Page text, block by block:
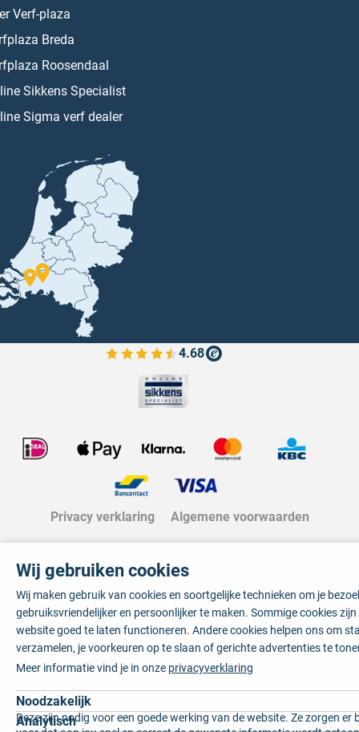
Verf-plaza
Breda
Roosendaal
Sikkens Specialist
Sigma verf dealer
4.68
Bekijk de verfplaza beoordelingen
Privacy verklaring Algemene voorwaarden
Wij gebruiken cookies
Wij maken gebruik van cookies en soortgelijke technieken om je
gebruiksvriendelijker en persoonlijker te maken. Sommige cookies
website goed te laten functioneren. Andere cookies helpen ons om
verzamelen, je voorkeuren op te slaan of gerichte advertenties te
Meer informatie vind je in onze privacyverklaring
Noodzakelijk
Deze zijn nodig voor een goede werking van de website. Ze zorgen er
Analytisch